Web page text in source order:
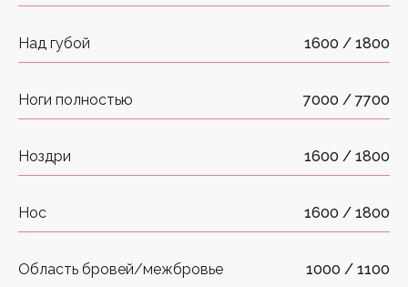
Над губой 1600 / 1800
Ноги полностью 7000 / 7700
Ноздри 1600 / 1800
Нос 1600 / 1800
Область бровей/межбровье 1000 / 1100
Запатентованная система
Справляется с проблемой
вросших волос